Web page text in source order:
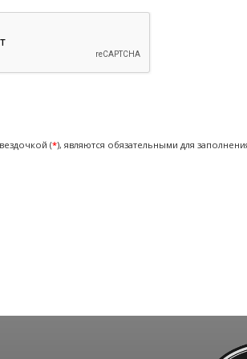
(*), являются обязательными для